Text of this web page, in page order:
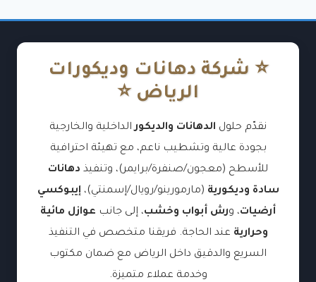
⭐ شركة دهانات وديكورات
الرياض ⭐
نقدّم حلول الدهانات والديكورالداخلية والخارجية
بجودة عالية وتشطيب ناعم، مع تهيئة احترافية
للأسطح (معجون/صنفرة/برايمر)، وتنفيذ دهانات
سادة وديكورية (مارمورينو/رويال/إسمنتي)،إيبوكسي
أرضيات، ورش أبواب وخشب، إلى جانب عوازل مائية
وحرارية عند الحاجة. فريقنا متخصص في التنفيذ
السريع والدقيق داخل الرياض مع ضمان مكتوب
وخدمة عملاء متميزة.